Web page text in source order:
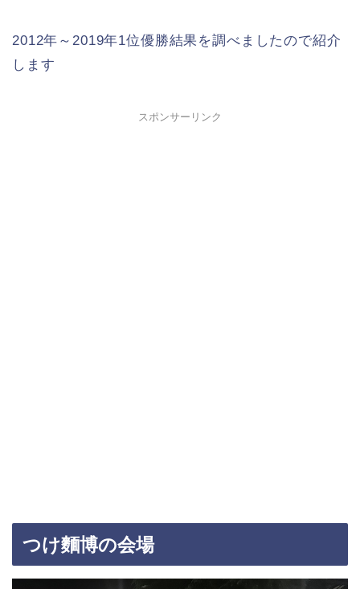
2012年～2019年1位優勝結果を調べましたので紹介
します
スポンサーリンク
つけ麵博の会場